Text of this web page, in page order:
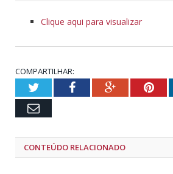
Clique aqui para visualizar
COMPARTILHAR:
TwitterFacebookGoogle+
Email
CONTEÚDO RELACIONADO